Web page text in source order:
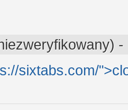
-
sixtabs.com/